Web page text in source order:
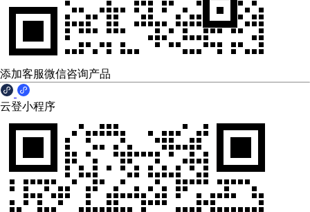
添加客服微信咨询产品
云登小程序